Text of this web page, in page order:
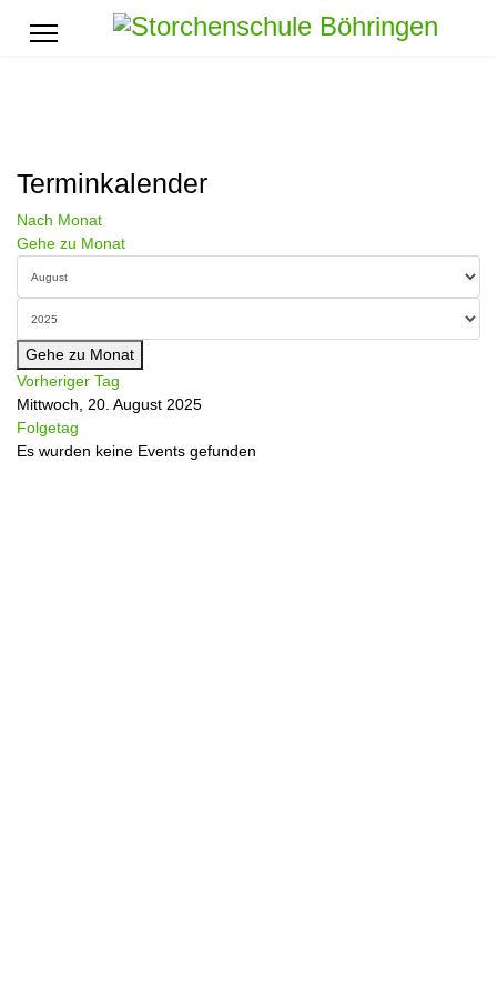
Terminkalender
Nach Monat
Gehe zu Monat
Gehe zu Monat
Vorheriger Tag
Mittwoch, 20. August 2025
Folgetag
Es wurden keine Events gefunden